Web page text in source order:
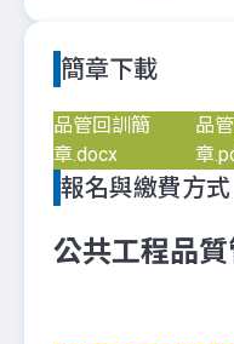
簡章下載
品管回訓簡
章.docx
品
章
報名與繳費方式
公共工程品